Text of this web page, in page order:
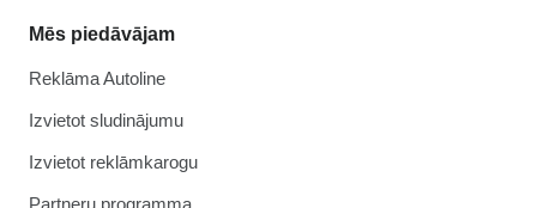
Mēs piedāvājam
Reklāma Autoline
Izvietot sludinājumu
Izvietot reklāmkarogu
Partneru programma